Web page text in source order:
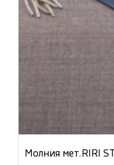
Молния мет.RIRI